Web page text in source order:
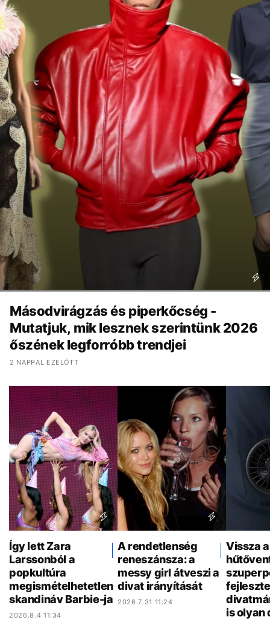
Másodvirágzás és piperkőcség -
Mutatjuk, mik lesznek szerintünk 2026
őszének legforróbb trendjei
2 NAPPAL EZELŐTT
Így lett Zara
Larssonból a
popkultúra
megismételhetetlen
skandináv Barbie-ja
2026.8.4 11:34
A rendetlenség
reneszánsza: a
messy girl átveszi a
divat irányítását
2026.7.31 11:24
Vissza
is olyan